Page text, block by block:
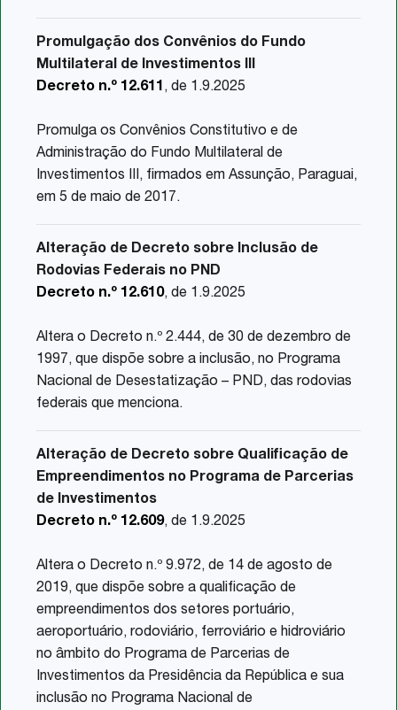
Promulgação dos Convênios do Fundo
Multilateral de Investimentos III
Decreto n.º 12.611, de 1.9.2025
Promulga os Convênios Constitutivo e de
Administração do Fundo Multilateral de
Investimentos III, firmados em Assunção, Paraguai,
em 5 de maio de 2017.
Alteração de Decreto sobre Inclusão de
Rodovias Federais no PND
Decreto n.º 12.610, de 1.9.2025
Altera o Decreto n.º 2.444, de 30 de dezembro de
1997, que dispõe sobre a inclusão, no Programa
Nacional de Desestatização – PND, das rodovias
federais que menciona.
Alteração de Decreto sobre Qualificação de
Empreendimentos no Programa de Parcerias
de Investimentos
Decreto n.º 12.609, de 1.9.2025
Altera o Decreto n.º 9.972, de 14 de agosto de
2019, que dispõe sobre a qualificação de
empreendimentos dos setores portuário,
aeroportuário, rodoviário, ferroviário e hidroviário
no âmbito do Programa de Parcerias de
Investimentos da Presidência da República e sua
inclusão no Programa Nacional de